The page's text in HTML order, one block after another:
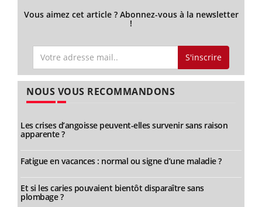
Vous aimez cet article ? Abonnez-vous à la newsletter
!
S'inscrire
NOUS VOUS RECOMMANDONS
Les crises d’angoisse peuvent-elles survenir sans raison
apparente ?
Fatigue en vacances : normal ou signe d’une maladie ?
Et si les caries pouvaient bientôt disparaître sans
plombage ?